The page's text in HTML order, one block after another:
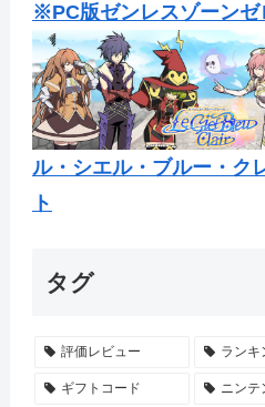
※PC版ゼンレスゾーンゼ
ル・シエル・ブルー・ク
ト
タグ
評価レビュー ランキ
ギフトコード ニンテ